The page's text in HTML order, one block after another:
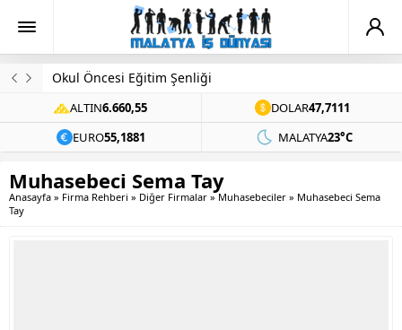
Okul Öncesi Eğitim Şenliği
ALTIN6.660,55 DOLAR47,7111
EURO55,1881 MALATYA23°C
Muhasebeci Sema Tay
Anasayfa » Firma Rehberi » Diğer Firmalar » Muhasebeciler » Muhasebeci Sema
Tay